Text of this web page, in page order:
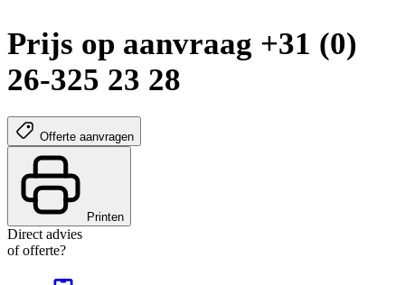
Prijs op aanvraag +31 (0)
26-325 23 28
Offerte aanvragen
Printen
Direct advies
of offerte?